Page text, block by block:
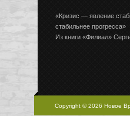
«Кризис — явление
стабильнее прогресса»
Из книги «Филиал»
Copyright © 2026 Новое